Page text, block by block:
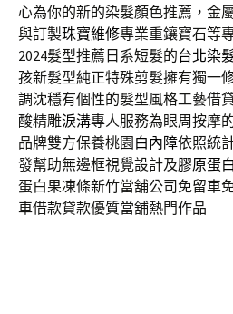
心為你的新的染髮顏色推薦，金
與訂製珠寶維修專業重鑲寶石等
2024髮型推薦日系短髮的台北染
孩新髮型純正特殊剪髮擁有獨一
調沈穩有個性的髮型風格工藝借
酸‬精雕淚溝專人服務為眼周按摩
品牌雙方保養桃園 白內障依照統
發幫助無邊框視覺設計及膠原蛋
蛋白果凍條新竹當舖公司免留車
車借款貸款優質當舖熱門作品